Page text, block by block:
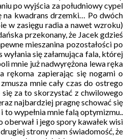
po wyjścia za południowy cypel
na kwadrans drzemki… Po dwóch
w zasięgu radia a nawet wzroku)
przekonany, że Jacek gdzieś
mieszanina pozostałości po
się załamująca fala, której
mnie już nadwyrężona lewa ręka
rękoma zapierając się nogami o
mnie cały czas do ostrego
za to skorzystać z chwilowego
najbardziej pragnę schować się
wypełnia mnie falą optymizmu..
oberwał i jego spory kawałek wisi
strony mam świadomość, że